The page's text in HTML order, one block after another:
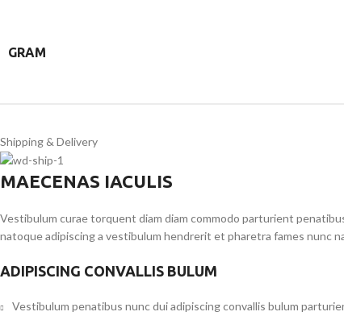
GRAM
Shipping & Delivery
MAECENAS IACULIS
Vestibulum curae torquent diam diam commodo parturient
natoque adipiscing a vestibulum hendrerit et pharetra fames nunc
ADIPISCING CONVALLIS BULUM
Vestibulum penatibus nunc dui adipiscing convallis bulum